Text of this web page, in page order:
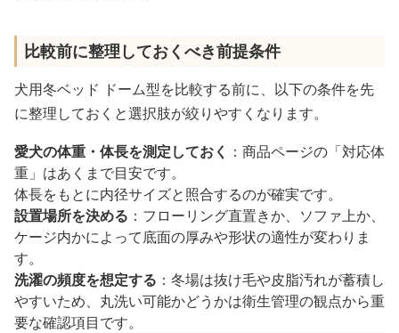
比較前に整理しておくべき前提条件
犬用冬ベッド ドーム型を比較する前に、以下の条件を先
に整理しておくと選択肢が絞りやすくなります。
愛犬の体重・体長を測定しておく ：商品ページの「対応体
重」はあくまで目安です。
体長をもとに内径サイズと照合するのが確実です。
設置場所を決める ：フローリング直置きか、ソファ上か、
ケージ内かによって底面の厚みや形状の適性が変わりま
す。
洗濯の頻度を想定する ：冬場は抜け毛や皮脂汚れが蓄積し
やすいため、丸洗い可能かどうかは衛生管理の観点から重
要な確認項目です。